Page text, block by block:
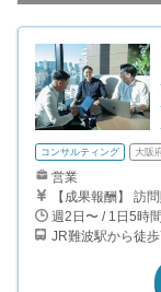
コンサルティング 大阪
営業
週2日〜 / 1日5時